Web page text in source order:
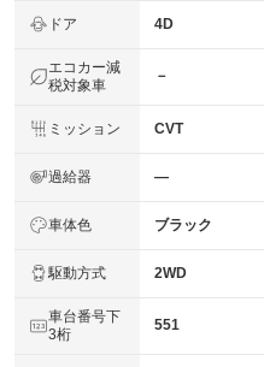
ドア 4D
エコカー減
税対象車
－
ミッション CVT
過給器 ―
車体色 ブラック
駆動方式 2WD
車台番号下
3桁
551